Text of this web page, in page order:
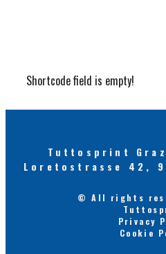
Shortcode field is empty!
Tuttosprint
Loretostrasse 42,
© All rights
Privacy
Cookie